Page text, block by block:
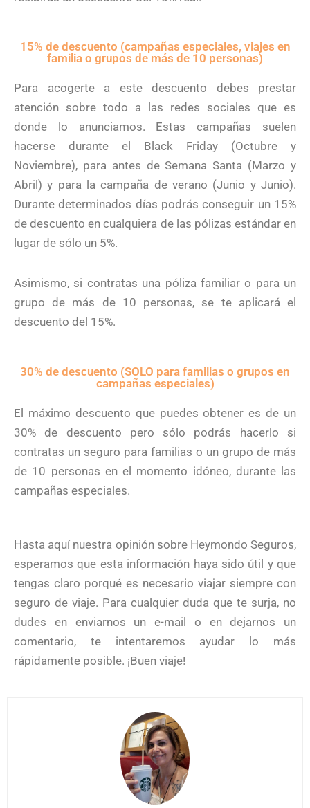
15% de descuento (campañas especiales​, viajes en
familia o grupos de más de 10 personas)
Para acogerte a este descuento debes prestar
atención sobre todo a las redes sociales que es
donde lo anunciamos. Estas campañas suelen
hacerse durante el Black Friday (Octubre y
Noviembre), para antes de Semana Santa (Marzo y
Abril) y para la campaña de verano (Junio y Junio).
Durante determinados días podrás conseguir un 15%
de descuento en cualquiera de las pólizas estándar en
lugar de sólo un 5%.
Asimismo, si contratas una póliza familiar o para un
grupo de más de 10 personas, se te aplicará el
descuento del 15%.
30% de descuento (SOLO para familias o grupos en
campañas especiales)​
El máximo descuento que puedes obtener es de un
30% de descuento pero sólo podrás hacerlo si
contratas un seguro para familias o un grupo de más
de 10 personas en el momento idóneo, durante las
campañas especiales.
Hasta aquí nuestra opinión sobre Heymondo Seguros,
esperamos que esta información haya sido útil y que
tengas claro porqué es necesario viajar siempre con
seguro de viaje. Para cualquier duda que te surja, no
dudes en enviarnos un e-mail o en dejarnos un
comentario, te intentaremos ayudar lo más
rápidamente posible. ¡Buen viaje!